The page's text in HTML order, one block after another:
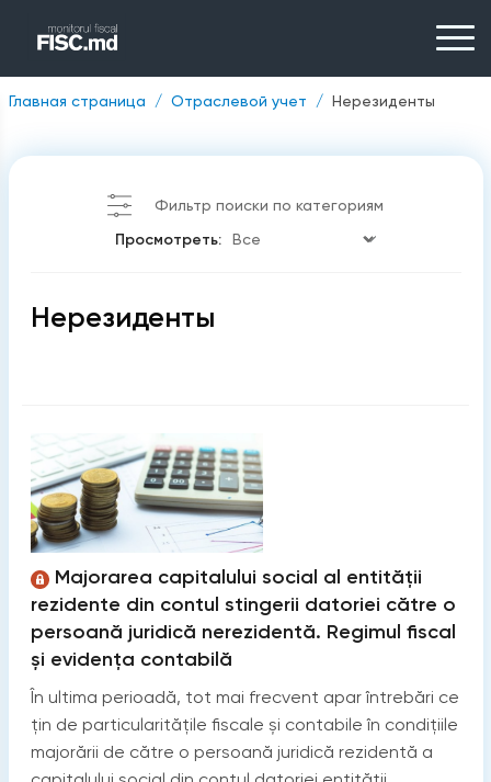
Главная страница Отраслевой учет Нерезиденты
Фильтр поиски по категориям
Просмотреть:
Нерезиденты
Majorarea capitalului social al entității
rezidente din contul stingerii datoriei către o
persoană juridică nerezidentă. Regimul fiscal
și evidența contabilă
În ultima perioadă, tot mai frecvent apar întrebări ce
țin de particularitățile fiscale și contabile în condițiile
majorării de către o persoană juridică rezidentă a